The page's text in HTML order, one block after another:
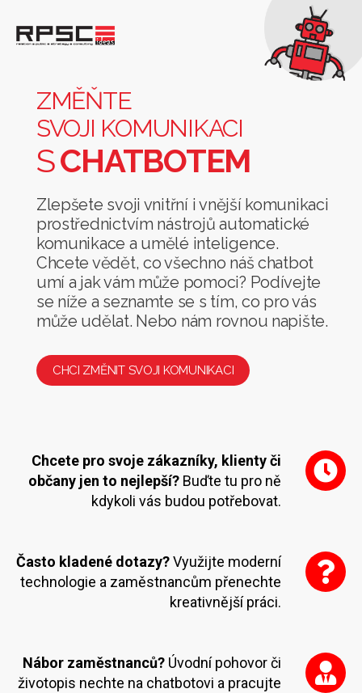
komunikaci
chatbotem
ZMĚŇTE
SVOJI KOMUNIKACI
SCHATBOTEM
Zlepšete svoji vnitřní i vnější komunikaci
prostřednictvím nástrojů automatické
komunikace a umělé inteligence.
Chcete vědět, co všechno náš chatbot
umí a jak vám může pomoci? Podívejte
se níže a seznamte se s tím, co pro vás
může udělat. Nebo nám rovnou napište.
CHCI ZMĚNIT SVOJI KOMUNIKACI
Chcete pro svoje zákazníky, klienty či
občany jen to nejlepší? Buďte tu pro ně
kdykoli vás budou potřebovat.
Často kladené dotazy?Využijte moderní
technologie a zaměstnancům přenechte
kreativnější práci.
Nábor zaměstnanců? Úvodní pohovor či
životopis nechte na chatbotovi a pracujte